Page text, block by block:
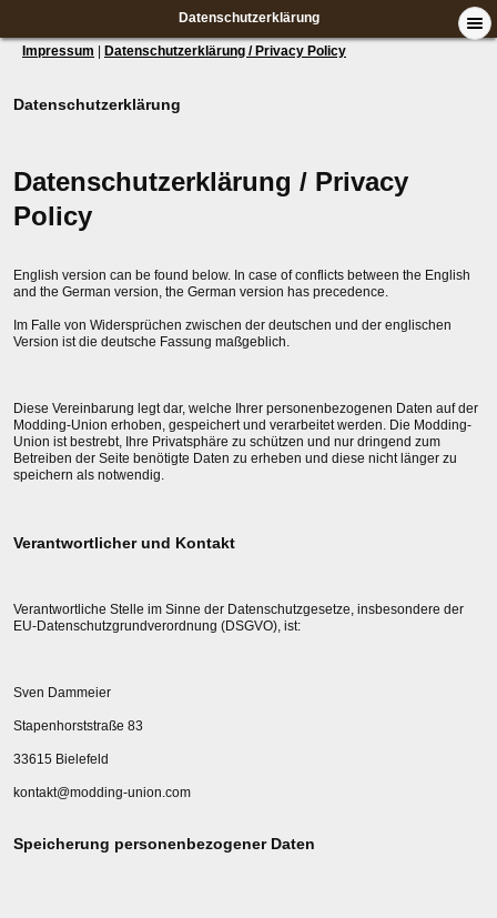
Datenschutzerklärung
Impressum Datenschutzerklärung / Privacy Policy
Datenschutzerklärung
Datenschutzerklärung / Privacy
Policy
English version can be found below. In case of conflicts between the English
and the German version, the German version has precedence.
Im Falle von Widersprüchen zwischen der deutschen und der englischen
Version ist die deutsche Fassung maßgeblich.
Diese Vereinbarung legt dar, welche Ihrer personenbezogenen Daten auf der
Modding-Union erhoben, gespeichert und verarbeitet werden. Die Modding-
Union ist bestrebt, Ihre Privatsphäre zu schützen und nur dringend zum
Betreiben der Seite benötigte Daten zu erheben und diese nicht länger zu
speichern als notwendig.
Verantwortlicher und Kontakt
Verantwortliche Stelle im Sinne der Datenschutzgesetze, insbesondere der
EU-Datenschutzgrundverordnung (DSGVO), ist:
Sven Dammeier
Stapenhorststraße 83
33615 Bielefeld
kontakt@modding-union.com
Speicherung personenbezogener Daten